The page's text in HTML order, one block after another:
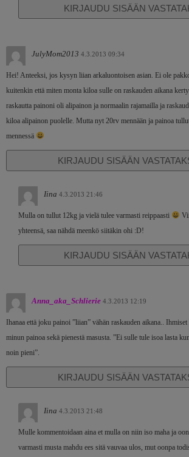
KIRJAUDU SISÄÄN
JulyMom2013 4.3.2013 09:34
Hei! Anteeksi, jos kysyn liian arkaluontoisen asian. Ei ole
kuitenkin että miten monta kiloa sulle on raskauden aikana
raskautta painoni oli alipainon ja normaalin rajamailla ja
kiloa alipainon puolelle. Mutta nyt 20rv mennään ja painoa
mennessä
KIRJAUDU SISÄÄN
Iina 4.3.2013 21:46
Mulla on tullut 12kg ja vielä tulee varmasti reippaasti
yhteensä, saa nähdä meenkö siitäkin ohi :D!
KIRJAUDU SISÄÄN
Anna_aka_Schlierie 4.3.2013 12:19
Ihanaa että joku painoi ”liian” vähän raskauden aikana..
minun painoa sekä pienestä masusta. ”Ei sulle tule isoa lasta
noin pieni”.
KIRJAUDU SISÄÄN
Iina 4.3.2013 21:48
Mulle kommentoidaan aina et mulla on niin iso maha ja
varmasti musta mahdu ees sitä vauvaa ulos, mut oonpa